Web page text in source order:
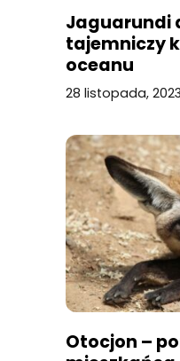
Jaguarundi
tajemniczy
oceanu
28 listopada, 2023
Otocjon –